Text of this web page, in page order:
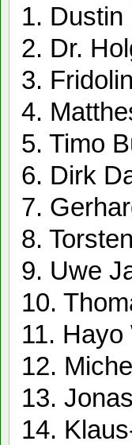
1.
2. Dr.
3.
4.
5. Timo
6. Dirk
7.
8.
9. Uwe
10.
11.
12.
13.
14.